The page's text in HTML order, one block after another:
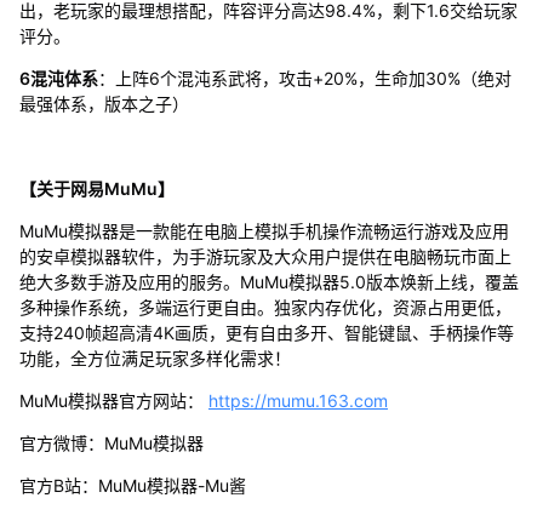
出，老玩家的最理想搭配，阵容评分高达98.4%，剩下1.6交给玩家
评分。
6混沌体系：上阵6个混沌系武将，攻击+20%，生命加30%（绝对
最强体系，版本之子）
【关于网易MuMu】
MuMu模拟器是一款能在电脑上模拟手机操作流畅运行游戏及应用
的安卓模拟器软件，为手游玩家及大众用户提供在电脑畅玩市面上
绝大多数手游及应用的服务。MuMu模拟器5.0版本焕新上线，覆盖
多种操作系统，多端运行更自由。独家内存优化，资源占用更低，
支持240帧超高清4K画质，更有自由多开、智能键鼠、手柄操作等
功能，全方位满足玩家多样化需求！
MuMu模拟器官方网站： https://mumu.163.com
官方微博：MuMu模拟器
官方B站：MuMu模拟器-Mu酱